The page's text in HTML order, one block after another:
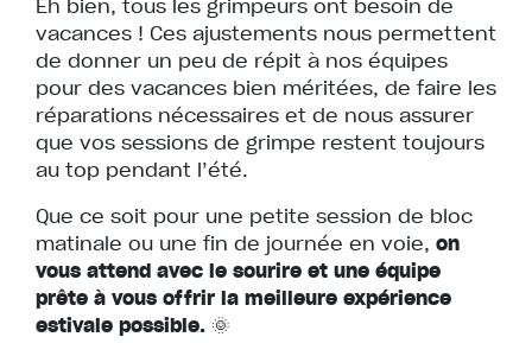
vacances ! Ces ajustements nous permettent
de donner un peu de répit à nos équipes
pour des vacances bien méritées, de faire les
réparations nécessaires et de nous assurer
que vos sessions de grimpe restent toujours
au top pendant l’été.
Que ce soit pour une petite session de bloc
matinale ou une fin de journée en voie, on
vous attend avec le sourire et une équipe
prête à vous offrir la meilleure expérience
estivale possible. 🌞